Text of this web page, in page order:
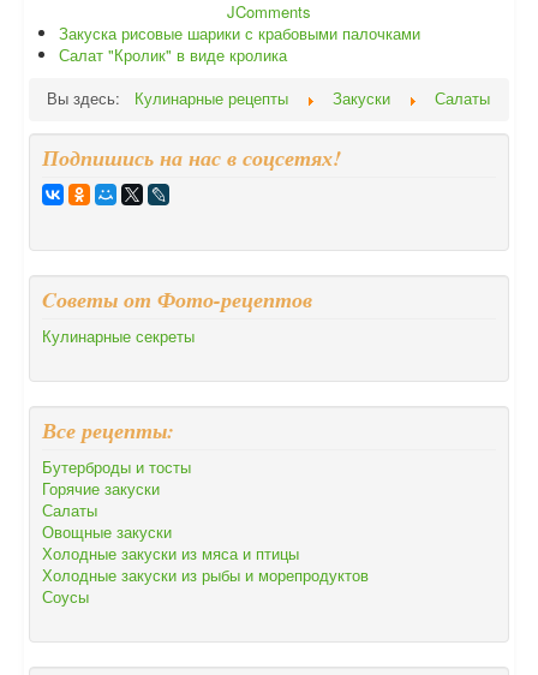
JComments
Закуска рисовые шарики с крабовыми палочками
Салат "Кролик" в виде кролика
Вы здесь:
Кулинарные рецепты Закуски Салаты
Подпишись на нас в соцсетях!
Cоветы от Фото-рецептов
Кулинарные секреты
Все рецепты:
Бутерброды и тосты
Горячие закуски
Салаты
Овощные закуски
Холодные закуски из мяса и птицы
Холодные закуски из рыбы и морепродуктов
Соусы